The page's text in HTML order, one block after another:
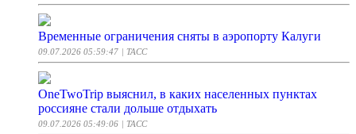
Временные ограничения сняты в аэропорту Калуги
09.07.2026 05:59:47 | ТАСС
OneTwoTrip выяснил, в каких населенных пунктах
россияне стали дольше отдыхать
09.07.2026 05:49:06 | ТАСС